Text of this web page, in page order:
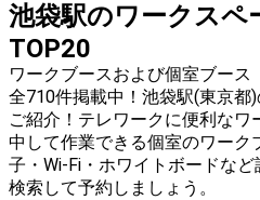
池袋駅のワークスペ
TOP20
ワークブースおよび個室ブース
全710件掲載中！池袋駅(東京都
ご紹介！テレワークに便利な
中して作業できる個室のワーク
子・Wi-Fi・ホワイトボードな
検索して予約しましょう。